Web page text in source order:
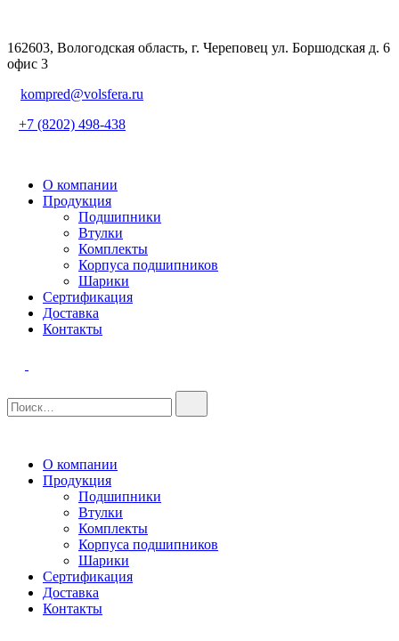
162603, Вологодская область, г. Череповец ул. Боршодская д. 6
офис 3
kompred@volsfera.ru
+7 (8202) 498-438
О компании
Продукция
Подшипники
Втулки
Комплекты
Корпуса подшипников
Шарики
Сертификация
Доставка
Контакты
О компании
Продукция
Подшипники
Втулки
Комплекты
Корпуса подшипников
Шарики
Сертификация
Доставка
Контакты